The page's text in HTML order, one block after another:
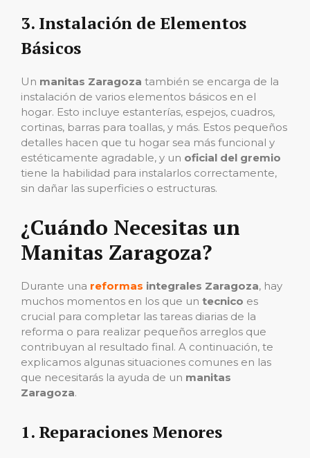
3. Instalación de Elementos
Básicos
Un manitas Zaragoza también se encarga de la
instalación de varios elementos básicos en el
hogar. Esto incluye estanterías, espejos, cuadros,
cortinas, barras para toallas, y más. Estos pequeños
detalles hacen que tu hogar sea más funcional y
estéticamente agradable, y un oficial del gremio
tiene la habilidad para instalarlos correctamente,
sin dañar las superficies o estructuras.
¿Cuándo Necesitas un
Manitas Zaragoza?
Durante una reformas integrales Zaragoza, hay
muchos momentos en los que un tecnico es
crucial para completar las tareas diarias de la
reforma o para realizar pequeños arreglos que
contribuyan al resultado final. A continuación, te
explicamos algunas situaciones comunes en las
que necesitarás la ayuda de un manitas
Zaragoza.
1. Reparaciones Menores